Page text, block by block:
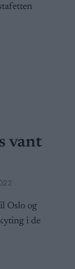
vant
Oslo og
i de